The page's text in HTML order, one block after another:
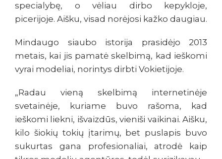
specialybę, o vėliau dirbo kepykloje,
picerijoje. Aišku, visad norėjosi kažko daugiau.
Mindaugo siaubo istorija prasidėjo 2013
metais, kai jis pamatė skelbimą, kad ieškomi
vyrai modeliai, norintys dirbti Vokietijoje.
„Radau vieną skelbimą internetinėje
svetainėje, kuriame buvo rašoma, kad
ieškomi liekni, išvaizdūs, vieniši vaikinai. Aišku,
kilo šiokių tokių įtarimų, bet puslapis buvo
sukurtas gana profesionaliai, atrodė kaip